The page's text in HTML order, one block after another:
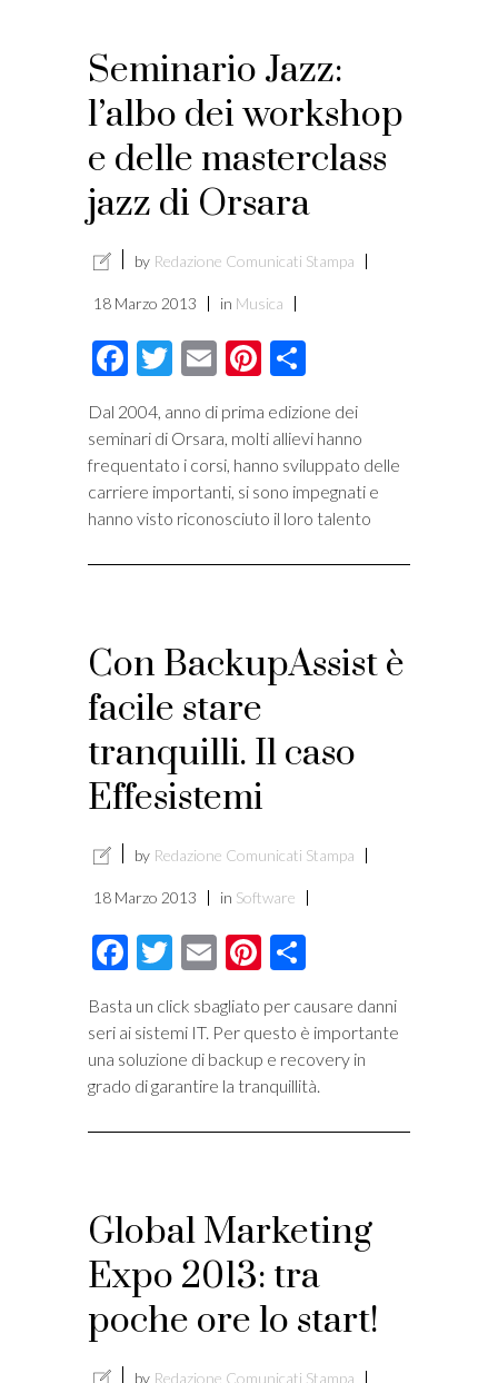
Seminario Jazz:
l’albo dei workshop
e delle masterclass
jazz di Orsara
by Redazione Comunicati Stampa
18 Marzo 2013 in Musica
Facebook
Twitter
EmailPinterest
Dal 2004, anno di prima edizione dei
seminari di Orsara, molti allievi hanno
frequentato i corsi, hanno sviluppato delle
carriere importanti, si sono impegnati e
hanno visto riconosciuto il loro talento
Con BackupAssist è
facile stare
tranquilli. Il caso
Effesistemi
by Redazione Comunicati Stampa
18 Marzo 2013 in Software
Facebook
Twitter
EmailPinterest
Basta un click sbagliato per causare danni
seri ai sistemi IT. Per questo è importante
una soluzione di backup e recovery in
grado di garantire la tranquillità.
Global Marketing
Expo 2013: tra
poche ore lo start!
by Redazione Comunicati Stampa